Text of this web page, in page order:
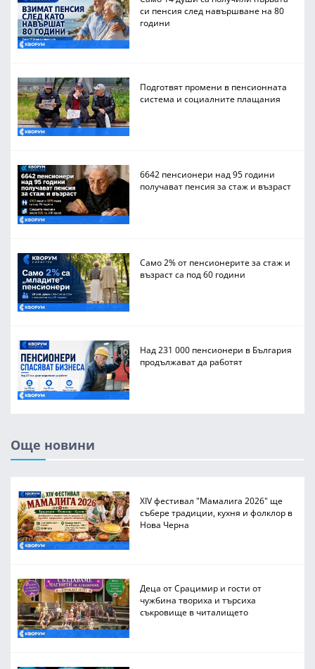
си пенсия след навършване на 80
години
Подготвят промени в пенсионната
система и социалните плащания
6642 пенсионери над 95 години
получават пенсия за стаж и възраст
Само 2% от пенсионерите за стаж и
възраст са под 60 години
Над 231 000 пенсионери в България
продължават да работят
Още новини
XIV фестивал "Мамалига 2026" ще
събере традиции, кухня и фолклор в
Нова Черна
Деца от Срацимир и гости от
чужбина твориха и търсиха
съкровище в читалището